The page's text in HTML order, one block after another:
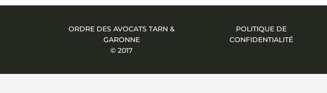
ORDRE DES AVOCATS TARN &
GARONNE
© 2017
POLITIQUE DE
CONFIDENTIALITÉ